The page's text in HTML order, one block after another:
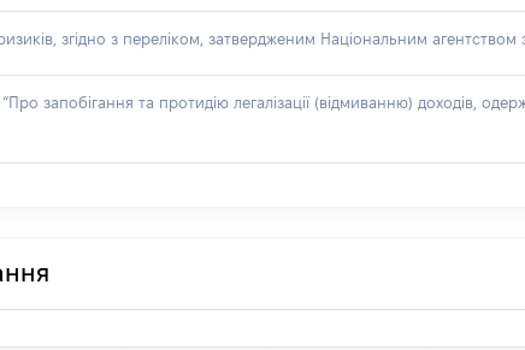
згідно з переліком, затвердженим Національним агентством
запобігання та протидію легалізації (відмиванню) доходів,